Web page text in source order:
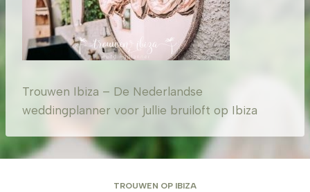
Trouwen Ibiza – De Nederlandse
weddingplanner voor jullie bruiloft op Ibiza
TROUWEN OP IBIZA